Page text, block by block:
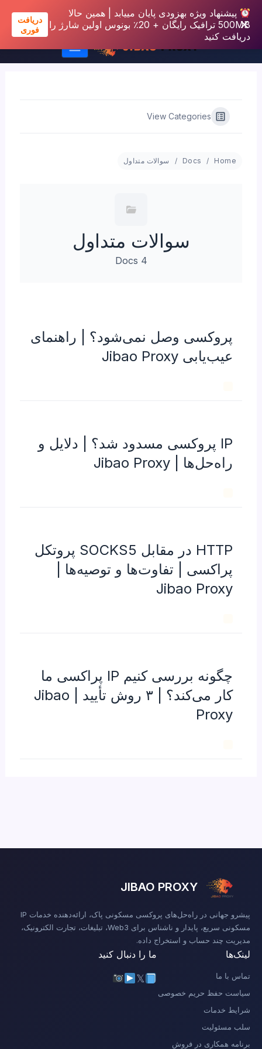
پیشنهاد ویژه بهزودی پایان مییابد | همین حالا
500MB ترافیک رایگان + 20٪ بونوس اولین شارژ را
دریافت کنید
دریافت
فوری
View Categories
Home
Docs سوالات متداول
سوالات متداول
4 Docs
پروکسی وصل نمی‌شود؟ | راهنمای
عیب‌یابی Jibao Proxy
IP پروکسی مسدود شد؟ | دلایل و
راه‌حل‌ها | Jibao Proxy
HTTP در مقابل SOCKS5 پروتکل
پراکسی | تفاوت‌ها و توصیه‌ها |
Jibao Proxy
چگونه بررسی کنیم IP پراکسی ما
کار می‌کند؟ | ۳ روش تأیید | Jibao
Proxy
JIBAO PROXY
پیشرو جهانی در راه‌حل‌های پروکسی مسکونی پاک، ارائه‌دهنده خدمات IP
مسکونی سریع، پایدار و ناشناس برای Web3، تبلیغات، تجارت الکترونیک،
مدیریت چند حساب و استخراج داده.
لینک‌ها
تماس با ما
سیاست حفظ حریم خصوصی
شرایط خدمات
سلب مسئولیت
برنامه همکاری در فروش
ما را دنبال کنید
𝕏